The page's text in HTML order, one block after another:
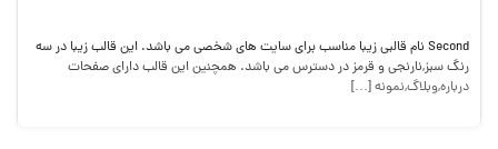
Second نام قالبی زیبا مناسب برای سایت های شخصی می باشد. این قالب زیبا در سه
رنگ سبز,نارنجی و قرمز در دسترس می باشد. همچنین این قالب دارای صفحات
درباره,وبلاگ,نمونه […]